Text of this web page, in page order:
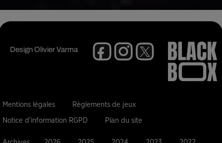
DesignOlivier Varma
Mentions légales Règlements de jeux
Notice d'information RGPD Plan du site